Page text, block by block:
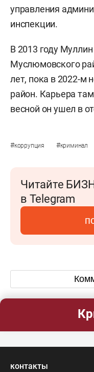
управления
инспекции.
В 2013 году
Муслюмовского
лет, пока в 2022-м
район. Карьера
весной он ушел в
#коррупция #криминал
Читайте
в Telegram
контакты